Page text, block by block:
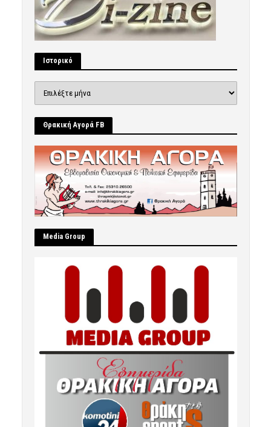
Ιστορικό
Θρακική Αγορά FB
Μedia Group